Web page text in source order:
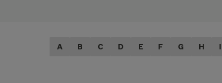
A B C D E F G H I